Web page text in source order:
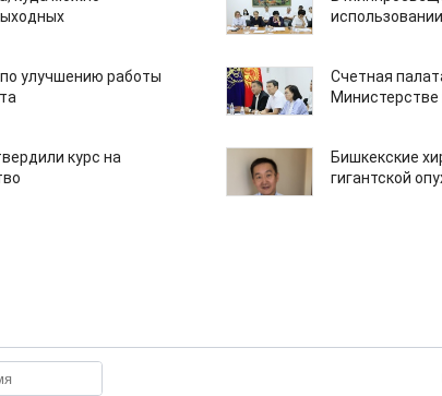
улучшению работы
Счетная
Министерстве
курс на
Бишкекские
гигантской